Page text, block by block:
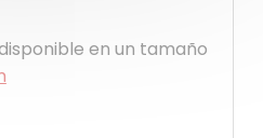
en un tamaño